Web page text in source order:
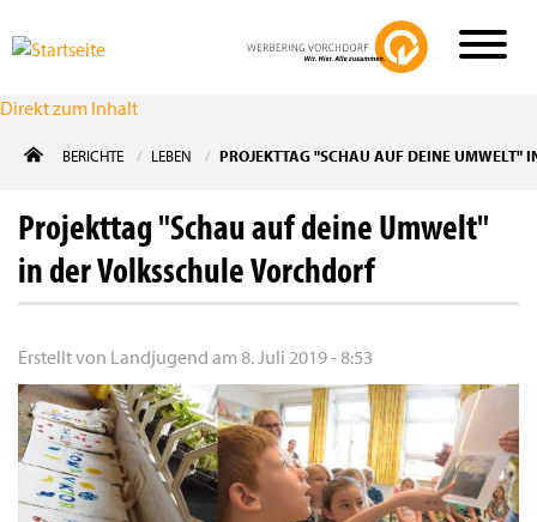
Direkt zum Inhalt
BERICHTE LEBEN PROJEKTTAG "SCHAU AUF DEINE UMWELT"
Projekttag "Schau auf deine Umwelt"
in der Volksschule Vorchdorf
Erstellt von Landjugend am 8. Juli 2019 - 8:53